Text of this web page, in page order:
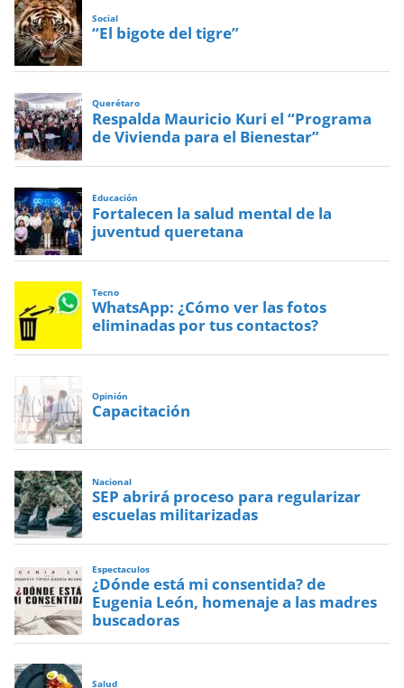
Social
“El bigote del tigre”
Querétaro
Respalda Mauricio Kuri el “Programa
de Vivienda para el Bienestar”
Educación
Fortalecen la salud mental de la
juventud queretana
Tecno
WhatsApp: ¿Cómo ver las fotos
eliminadas por tus contactos?
Opinión
Capacitación
Nacional
SEP abrirá proceso para regularizar
escuelas militarizadas
Espectaculos
¿Dónde está mi consentida? de
Eugenia León, homenaje a las madres
buscadoras
Salud